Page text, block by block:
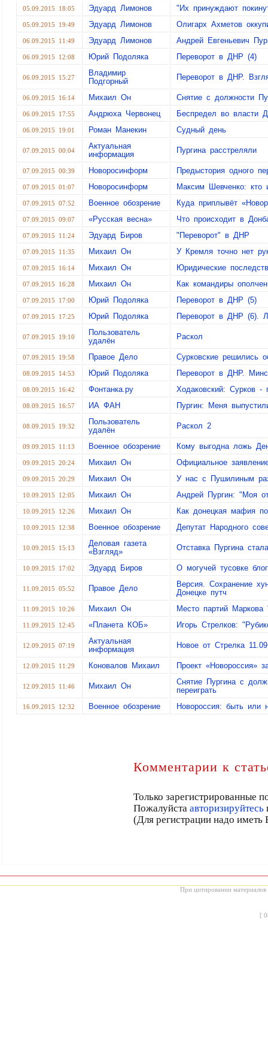
05.09.2015 18:05 Эдуард Лимонов "Их принуждают
05.09.2015 19:49 Эдуард Лимонов Олигарх Ахметов
06.09.2015 11:49 Эдуард Лимонов Андрей Евгеньевич
06.09.2015 12:08 Юрий Подоляка Переворот в ДНР (4)
06.09.2015 15:27
Владимир
Подгорный
Переворот в ДНР.
06.09.2015 16:14 Михаил Он Снятие с должности
06.09.2015 17:55 Андрюха Червонец Беспредел во власти
06.09.2015 19:01 Роман Манекин Судный день
07.09.2015 00:04
Актуальная
информация
Пургина расстреляли
07.09.2015 00:39 Новоросинформ Предыстория одного
07.09.2015 01:07 Новоросинформ Максим Шевченко: кто
07.09.2015 07:52 Военное обозрение Куда приплывёт
07.09.2015 09:07 «Русская весна» Что происходит в
07.09.2015 11:24 Эдуард Биров "Переворот" в ДНР
07.09.2015 11:35 Михаил Он У Кремля точно нет
07.09.2015 16:14 Михаил Он Юридические
07.09.2015 16:28 Михаил Он Как командиры
07.09.2015 17:00 Юрий Подоляка Переворот в ДНР (5)
07.09.2015 17:25 Юрий Подоляка Переворот в ДНР (6).
07.09.2015 19:10
Пользователь
удалён
Раскол
07.09.2015 19:58 Правое Дело Сурковские решились
08.09.2015 14:53 Юрий Подоляка Переворот в ДНР.
08.09.2015 16:42 Фонтанка.ру Ходаковский: Сурков -
08.09.2015 16:57 ИА ФАН Пургин: Меня
08.09.2015 19:32
Пользователь
удалён
Раскол 2
09.09.2015 11:13 Военное обозрение Кому выгодна ложь
09.09.2015 20:24 Михаил Он Официальное
09.09.2015 20:29 Михаил Он У нас с Пушилиным
10.09.2015 12:05 Михаил Он Андрей Пургин: "Моя
10.09.2015 12:26 Михаил Он Как донецкая мафия
10.09.2015 12:38 Военное обозрение Депутат Народного
10.09.2015 15:13
Деловая газета
«Взгляд»
Отставка Пургина
10.09.2015 17:02 Эдуард Биров О могучей тусовке
11.09.2015 05:52 Правое Дело
Версия. Сохранение
Донецке путч
11.09.2015 10:26 Михаил Он Место партий
11.09.2015 12:45 «Планета КОБ» Игорь Стрелков:
12.09.2015 07:19
Актуальная
информация
Новое от Стрелка
12.09.2015 11:29 Коновалов Михаил Проект «Новороссия»
12.09.2015 11:46 Михаил Он
Снятие Пургина с
переиграть
16.09.2015 12:32 Военное обозрение Новороссия: быть или
Комментарии к
Только зарегистрированные
Пожалуйста авторизируйтесь
(Для регистрации надо
При цитировании материалов
[